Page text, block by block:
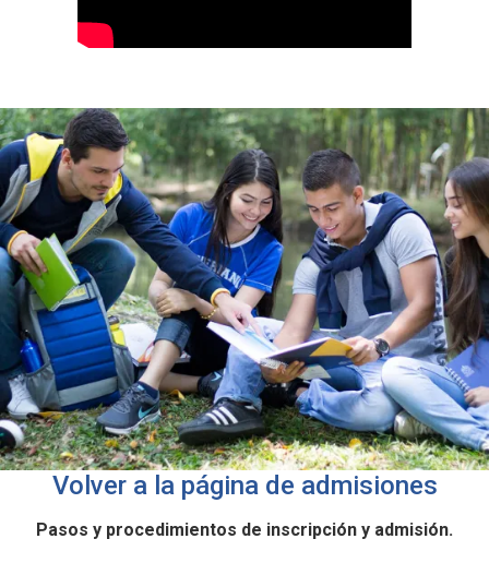
Volver a la página de admisiones
Pasos y procedimientos de inscripción y admisión.